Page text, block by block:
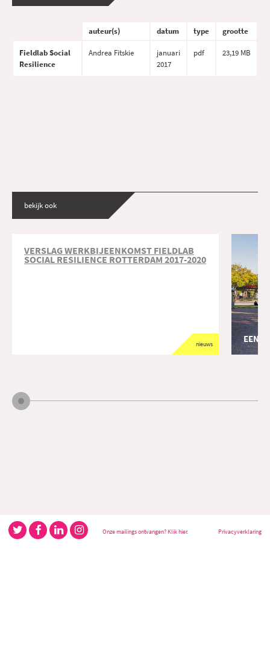
auteur(s) datum type grootte
Fieldlab Social
Resilience
Andrea Fitskie
januari
2017
pdf 23,19 MB
bekijk ook
nieuws
VERSLAG WERKBIJEENKOMST FIELDLAB
SOCIAL RESILIENCE ROTTERDAM 2017-2020
EEN
Onze mailings ontvangen? Klik hier. Privacyverklaring